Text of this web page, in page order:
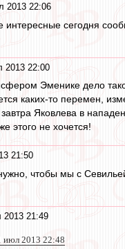
2013 22:06
интересные сегодня
2013 22:00
Эменике дело
каких-то перемен,
Яковлева в
этого не хочется!
21:50
нужно, чтобы мы с
2013 21:49
июл 2013 22:48